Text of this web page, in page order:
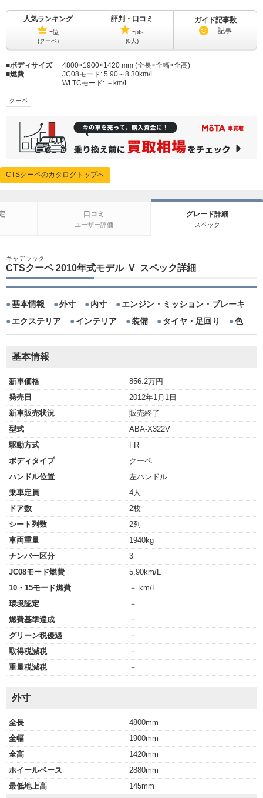
人気ランキング
-位
(クーペ)
評判・口コミ
-pts
(0人)
ガイド記事数
---記事
ボディサイズ
4800×1900×1420 mm (全長×全幅×全高)
燃費
JC08モード: 5.90～8.30km/L
WLTCモード: －km/L
クーペ
CTSクーペのカタログトップへ
口コミ
ユーザー評価
グレード詳細
スペック
キャデラック
CTSクーペ 2010年式モデル V スペック詳細
基本情報 外寸 内寸
エンジン・ミッション・ブレーキ
エクステリア
インテリア 装備 タイヤ・足回り 色
基本情報
新車価格
856.2万円
発売日
2012年1月1日
新車販売状況
販売終了
型式
ABA-X322V
駆動方式
FR
ボディタイプ
クーペ
ハンドル位置
左ハンドル
乗車定員
4人
ドア数
2枚
シート列数
2列
車両重量
1940kg
ナンバー区分
3
JC08モード燃費
5.90km/L
10・15モード燃費
－ km/L
環境認定
－
燃費基準達成
－
グリーン税優遇
－
取得税減税
－
重量税減税
－
外寸
全長
4800mm
全幅
1900mm
全高
1420mm
ホイールベース
2880mm
最低地上高
145mm